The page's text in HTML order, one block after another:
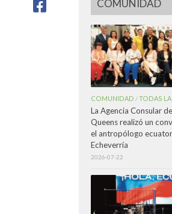
COMUNIDAD
COMUNIDAD /TODAS
La Agencia Consular
Queens realizó un
el antropólogo
Echeverría
2026-07-22